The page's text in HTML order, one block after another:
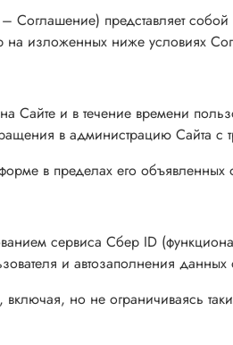
Соглашение) представляет
на изложенных ниже условиях
Сайте и в течение времени
в администрацию Сайта
в пределах его объявленных
сервиса Сбер ID
и автозаполнения
но не ограничиваясь